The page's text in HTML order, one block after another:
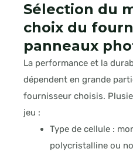
Sélection du
choix du
panneaux
La performance et la
dépendent en grande
fournisseur choisis.
jeu :
Type de cellule :
polycristalline ou